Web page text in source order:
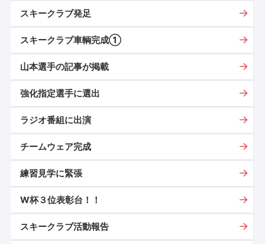
スキークラブ発足
スキークラブ車輌完成①
山本選手の記事が掲載
強化指定選手に選出
ラジオ番組に出演
チームウェア完成
練習見学に緊張
W杯３位表彰台！！
スキークラブ活動報告